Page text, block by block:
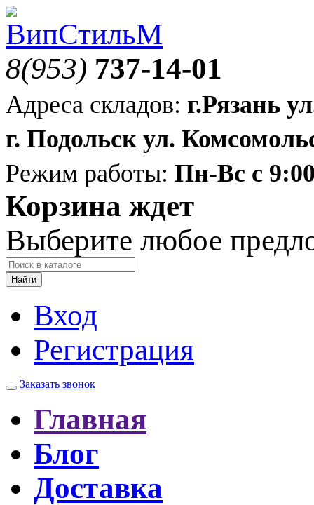
8(953) 737-14-01
Адреса складов: г.Рязань
г. Подольск ул.
Режим работы: Пн-Вс с
Корзина ждет
Выберите любое
Найти
Вход
Регистрация
Заказать звонок
Главная
Блог
Доставка